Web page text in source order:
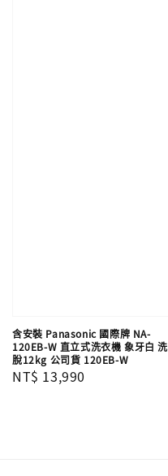
含安裝 Panasonic 國際牌 NA-
120EB-W 直立式洗衣機 象牙白 洗
脫12kg 公司貨 120EB-W
Regular
NT$ 13,990